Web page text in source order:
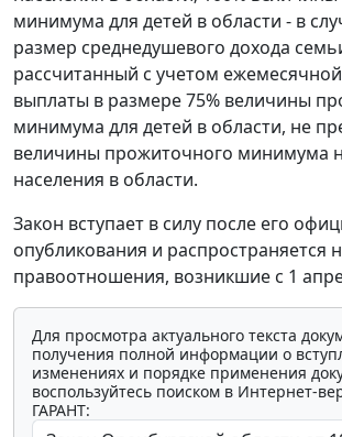
минимума для детей в области - в
размер среднедушевого дохода
рассчитанный с учетом
выплаты в размере 75% величины
минимума для детей в области, не
величины прожиточного минимума
населения в области.
Закон вступает в силу после его
опубликования и распространяется
правоотношения, возникшие с 1
Для просмотра актуального текста
получения полной информации о
изменениях и порядке применения
воспользуйтесь поиском в Интернет-
ГАРАНТ: